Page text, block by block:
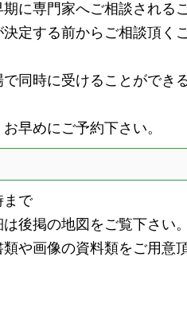
に専門家へご相談される
定する前からご相談頂く
同時に受けることができ
早めにご予約下さい。
まで
後掲の地図をご覧下さい。
や画像の資料類をご用意